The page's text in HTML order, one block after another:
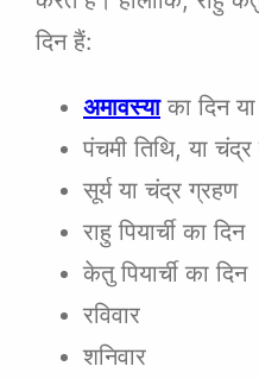
दिन हैं:
अमावस्याका दिन
पंचमी तिथि, या
सूर्य या चंद्र ग्रहण
राहु पियार्ची का दिन
केतु पियार्ची का दिन
रविवार
शनिवार